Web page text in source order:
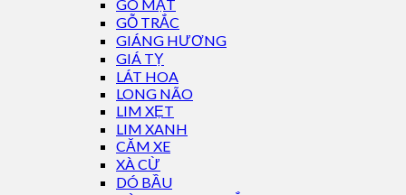
GÕ MẬT
GỖ TRẮC
GIÁNG HƯƠNG
GIÁ TỴ
LÁT HOA
LONG NÃO
LIM XẸT
LIM XANH
CĂM XE
XÀ CỪ
DÓ BẦU